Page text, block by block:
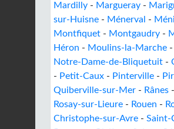
Mardilly - Margueray -
sur-Huisne - Ménerval -
Montfiquet - Montgaudry -
Héron - Moulins-la-Marche -
Notre-Dame-de-Bliquetuit -
- Petit-Caux - Pinterville -
Quiberville-sur-Mer - Rânes -
Rosay-sur-Lieure - Rouen -
Christophe-sur-Avre - Saint-